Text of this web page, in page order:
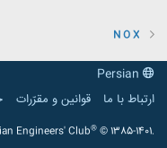
N O X
ارتباط با ما
قوانین و مقرّرات
Engineers' Club® © 1385-1401.